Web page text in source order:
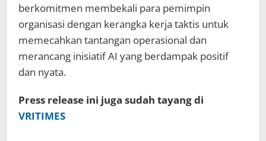
berkomitmen membekali para pemimpin
organisasi dengan kerangka kerja taktis untuk
memecahkan tantangan operasional dan
merancang inisiatif AI yang berdampak positif
dan nyata.
Press release ini juga sudah tayang di
VRITIMES